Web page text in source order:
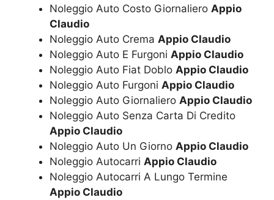
Noleggio Auto Costo Giornaliero Appio
Claudio
Noleggio Auto Crema Appio Claudio
Noleggio Auto E Furgoni Appio Claudio
Noleggio Auto Fiat Doblo Appio Claudio
Noleggio Auto Furgoni Appio Claudio
Noleggio Auto Giornaliero Appio Claudio
Noleggio Auto Senza Carta Di Credito
Appio Claudio
Noleggio Auto Un Giorno Appio Claudio
Noleggio Autocarri Appio Claudio
Noleggio Autocarri A Lungo Termine
Appio Claudio